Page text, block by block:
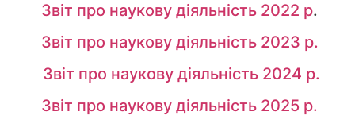
Звіт про наукову діяльність 2022 р.
Звіт про наукову діяльність 2023 р.
Звіт про наукову діяльність 2024 р.
Звіт про наукову діяльність 2025 р.